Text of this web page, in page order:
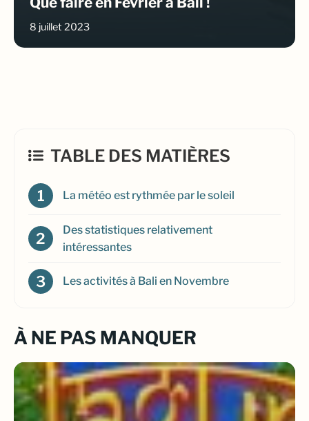
8 juillet 2023
TABLE DES MATIÈRES
La météo est rythmée par le soleil
Des statistiques relativement
intéressantes
Les activités à Bali en Novembre
À NE PAS MANQUER